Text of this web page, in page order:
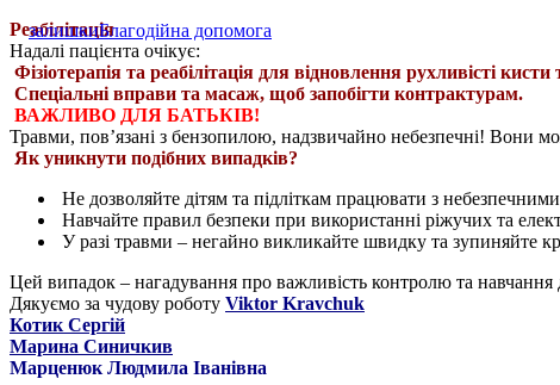
залишкиБлагодійна допомога
Реабілітація
Надалі пацієнта очікує:
Фізіотерапія та реабілітація для відновлення рухливісті
Спеціальні вправи та масаж, щоб запобігти контрактурам.
ВАЖЛИВО ДЛЯ БАТЬКІВ!
Травми, пов’язані з бензопилою, надзвичайно небезпечні! Вони
Як уникнути подібних випадків?
Не дозволяйте дітям та підліткам працювати з
Навчайте правил безпеки при використанні ріжучих та
У разі травми – негайно викликайте швидку та зупиняйте
Цей випадок – нагадування про важливість контролю та навчання
Дякуємо за чудову роботу Viktor Kravchuk
Котик Сергій
Марина Синичкив
Марценюк Людмила Іванівна